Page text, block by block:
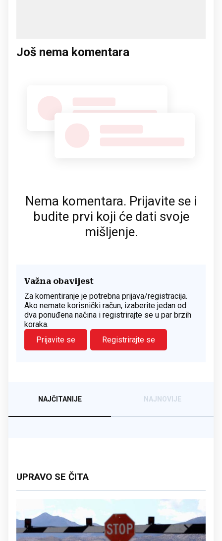
Još nema komentara
Nema komentara. Prijavite se i
budite prvi koji će dati svoje
mišljenje.
Važna obavijest
Za komentiranje je potrebna prijava/registracija.
Ako nemate korisnički račun, izaberite jedan od
dva ponuđena načina i registrirajte se u par brzih
koraka.
Prijavite se
Registrirajte se
NAJČITANIJE NAJNOVIJE
UPRAVO SE ČITA